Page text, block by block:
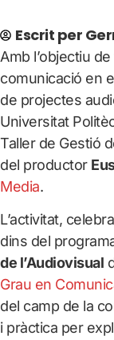
Escrit per
Amb l’objectiu
comunicació en
de projectes
Universitat
Taller de Gestió
del productor
Media.
L’activitat,
dins del
de l’Audiovisual
Grau en
del camp de la
i pràctica per